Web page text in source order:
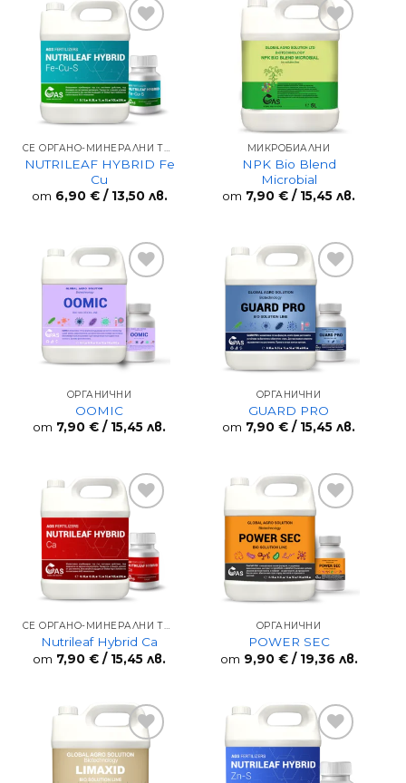
wishlist
СЕ ОРГАНО-МИНЕРАЛНИ ТОРОВЕ
NUTRILEAF HYBRID Fe
Cu
от 6,90 €/ 13,50 лв.
Add to
wishlist
МИКРОБИАЛНИ
NPK Bio Blend
Microbial
от 7,90 € / 15,45 лв.
wishlist
ОРГАНИЧНИ
OOMIC
от 7,90 € / 15,45 лв.
wishlist
ОРГАНИЧНИ
GUARD PRO
от 7,90 € / 15,45 лв.
wishlist
СЕ ОРГАНО-МИНЕРАЛНИ ТОРОВЕ
Nutrileaf Hybrid Ca
от 7,90 € / 15,45 лв.
wishlist
ОРГАНИЧНИ
POWER SEC
от 9,90 €/ 19,36 лв.
Add to
wishlist
Add to
wishlist